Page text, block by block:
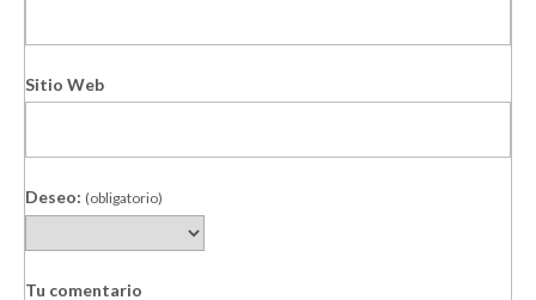
Sitio Web
Deseo: (obligatorio)
Tu comentario